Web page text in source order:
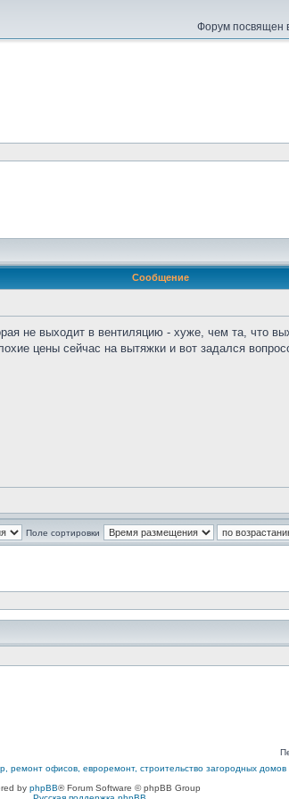
Форум посвящен
Сообщение
не выходит в вентиляцию - хуже, чем та, что
цены сейчас на вытяжки и вот задался
Поле сортировки
ремонт офисов, евроремонт, строительство загородных домов
by phpBB® Forum Software © phpBB Group